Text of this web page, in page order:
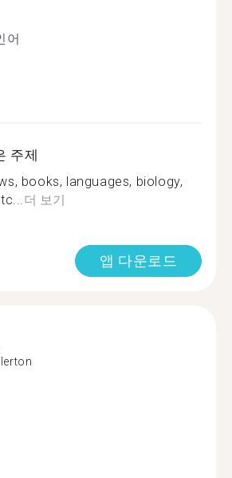
어
주제
books, languages, biology,
더 보기
앱 다운로드